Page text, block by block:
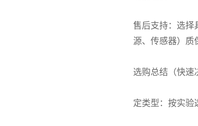
售后支持：选择
源、传感器）质
选购总结（快速
定类型：按实验